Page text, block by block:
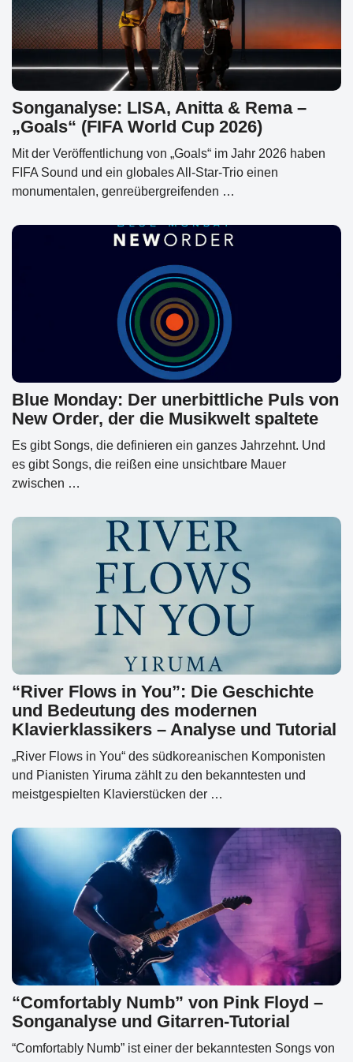
Songanalyse: LISA, Anitta & Rema –
„Goals“ (FIFA World Cup 2026)
Mit der Veröffentlichung von „Goals“ im Jahr 2026 haben
FIFA Sound und ein globales All-Star-Trio einen
monumentalen, genreübergreifenden …
Blue Monday: Der unerbittliche Puls von
New Order, der die Musikwelt spaltete
Es gibt Songs, die definieren ein ganzes Jahrzehnt. Und
es gibt Songs, die reißen eine unsichtbare Mauer
zwischen …
“River Flows in You”: Die Geschichte
und Bedeutung des modernen
Klavierklassikers – Analyse und Tutorial
„River Flows in You“ des südkoreanischen Komponisten
und Pianisten Yiruma zählt zu den bekanntesten und
meistgespielten Klavierstücken der …
“Comfortably Numb” von Pink Floyd –
Songanalyse und Gitarren-Tutorial
“Comfortably Numb” ist einer der bekanntesten Songs von